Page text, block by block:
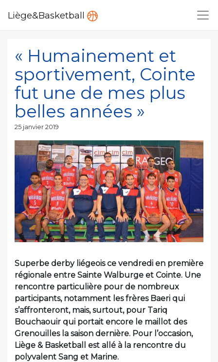
Liège&Basketball
« Humainement et
sportivement, Cointe
fut une de mes plus
belles années »
Publié
25 janvier 2019
Superbe derby liégeois ce vendredi en première
régionale entre Sainte Walburge et Cointe. Une
rencontre particulière pour de nombreux
participants, notamment les frères Baeri qui
s’affronteront, mais, surtout, pour Tariq
Bouchaouir qui portait encore le maillot des
Grenouilles la saison dernière. Pour l’occasion,
Liège & Basketball est allé à la rencontre du
polyvalent Sang et Marine.